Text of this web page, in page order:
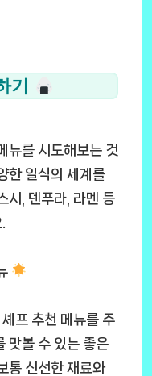
기
뉴를 시도해보는 것
한 일식의 세계를
시, 덴푸라, 라멘 등
프 추천 메뉴를 주
맛볼 수 있는 좋은
통 신선한 재료와